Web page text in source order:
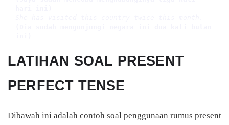
LATIHAN SOAL PRESENT
PERFECT TENSE
Dibawah ini adalah contoh soal penggunaan rumus present